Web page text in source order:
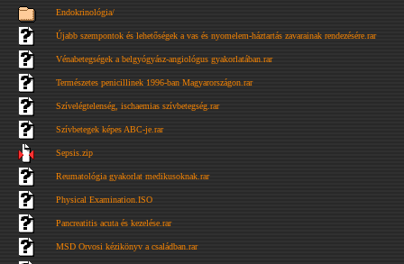
Endokrinológia/
Újabb szempontok és lehetőségek a vas és nyomelem-háztartás zavarainak rendezésére.rar
Vénabetegségek a belgyógyász-angiológus gyakorlatában.rar
Természetes penicillinek 1996-ban Magyarországon.rar
Szívelégtelenség, ischaemias szívbetegség.rar
Szívbetegek képes ABC-je.rar
Sepsis.zip
Reumatológia gyakorlat medikusoknak.rar
Physical Examination.ISO
Pancreatitis acuta és kezelése.rar
MSD Orvosi kézikönyv a családban.rar